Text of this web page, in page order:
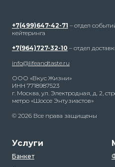
+7(499)647-42-71 – отдел
кейтеринга
+7(964)727-32-10 – отдел
info@lifeandtaste.ru
ООО «Вкус Жизни»
ИНН 7718987523
г. Москва, ул. Электродная, д. 2,
метро «Шоссе Энтузиастов»
© 2026 Все права защищены
Услуги
Банкет